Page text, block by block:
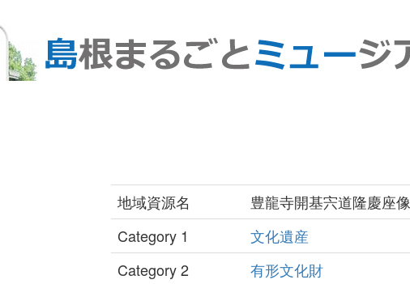
地域資源名
豊龍寺開基宍道隆慶座像
Category 1
文化遺産
Category 2
有形文化財